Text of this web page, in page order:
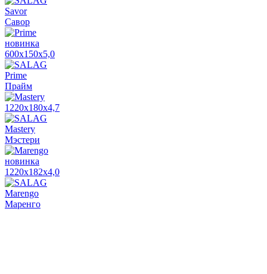
Savor
Савор
новинка
600x150x5,0
Prime
Прайм
1220x180x4,7
Mastery
Мэстери
новинка
1220x182x4,0
Marengo
Маренго